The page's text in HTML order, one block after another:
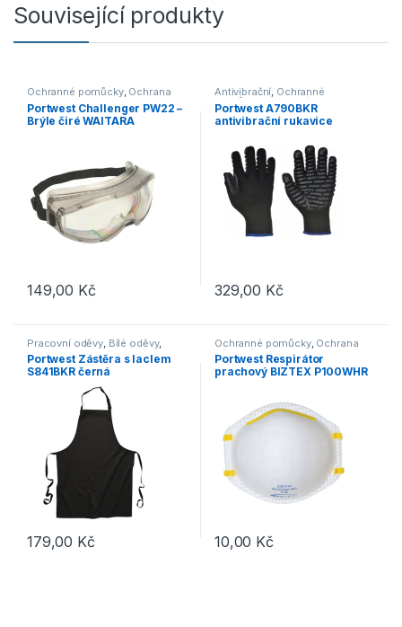
Související produkty
Ochranné pomůcky, Ochrana
zraku
Portwest Challenger PW22 –
Brýle čiré WAITARA
149,00 Kč
Antivibrační, Ochranné
pomůcky, Pracovní rukavice
Portwest A790BKR
antivibrační rukavice
329,00 Kč
Tento produkt má více
Pracovní oděvy Bílé oděvy,
Gastronomie
Portwest Zástěra s laclem
S841BKR černá
179,00 Kč
Tento produkt má více variant. Možnosti lze vybrat na stránce
Ochranné pomůcky, Ochrana
dýchacích cest
Portwest Respirátor
prachový BIZTEX P100WHR
10,00 Kč